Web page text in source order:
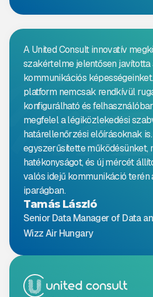
A United Consult innovatív
szakértelme jelentősen javította
kommunikációs
platform nemcsak rendkívül
konfigurálható és
megfelel a légiközlekedési
határellenőrzési előírásoknak
egyszerűsítette működésünket,
hatékonyságot, és új mércét
valós idejű kommunikáció
iparágban.
Tamás László
Senior Data Manager of Data
Wizz Air Hungary